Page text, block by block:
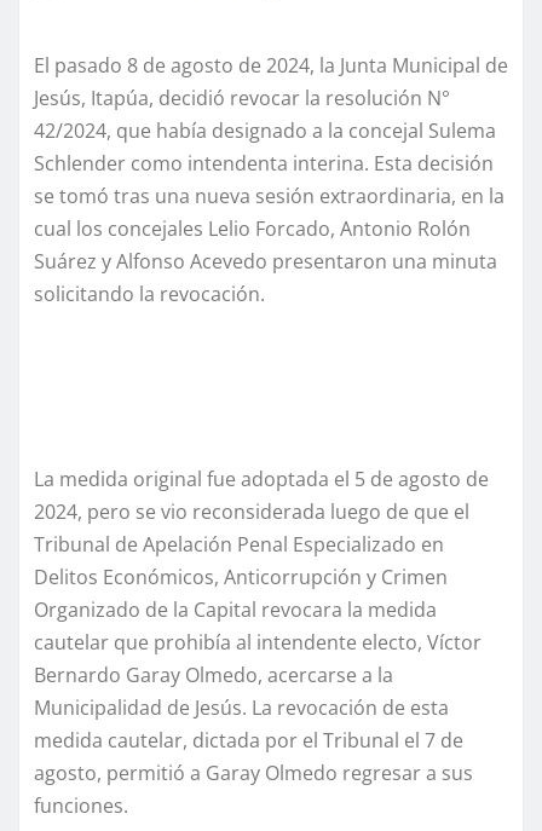
El pasado 8 de agosto de 2024, la Junta Municipal de
Jesús, Itapúa, decidió revocar la resolución N°
42/2024, que había designado a la concejal Sulema
Schlender como intendenta interina. Esta decisión
se tomó tras una nueva sesión extraordinaria, en la
cual los concejales Lelio Forcado, Antonio Rolón
Suárez y Alfonso Acevedo presentaron una minuta
solicitando la revocación.
La medida original fue adoptada el 5 de agosto de
2024, pero se vio reconsiderada luego de que el
Tribunal de Apelación Penal Especializado en
Delitos Económicos, Anticorrupción y Crimen
Organizado de la Capital revocara la medida
cautelar que prohibía al intendente electo, Víctor
Bernardo Garay Olmedo, acercarse a la
Municipalidad de Jesús. La revocación de esta
medida cautelar, dictada por el Tribunal el 7 de
agosto, permitió a Garay Olmedo regresar a sus
funciones.